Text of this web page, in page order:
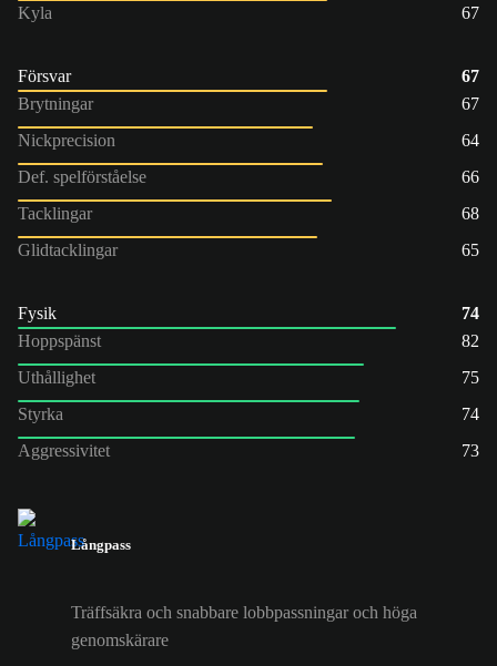
Kyla
67
Försvar
67
Brytningar
67
Nickprecision
64
Def. spelförståelse
66
Tacklingar
68
Glidtacklingar
65
Fysik
74
Hoppspänst
82
Uthållighet
75
Styrka
74
Aggressivitet
73
Långpass
Träffsäkra och snabbare lobbpassningar och höga
genomskärare